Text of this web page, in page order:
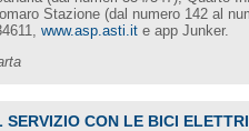
Stazione (dal numero 142 al
www.asp.asti.ite app Junker.
CON LE BICI